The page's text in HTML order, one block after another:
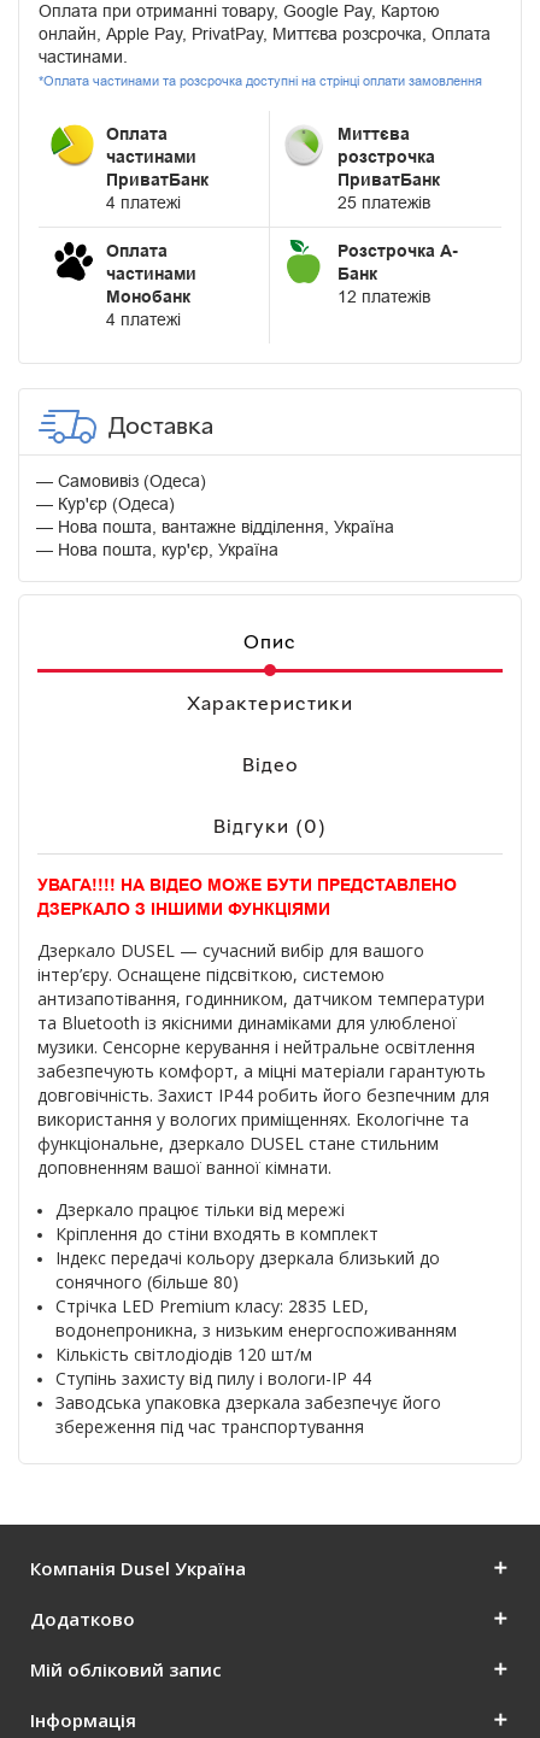
Оплата при отриманні товару, Google Pay, Картою
онлайн, Apple Pay, PrivatPay, Миттєва розсрочка, Оплата
частинами.
*Оплата частинами та розсрочка доступні на стрінці оплати замовлення
Оплата
частинами
ПриватБанк
4 платежі
Миттєва
розстрочка
ПриватБанк
25 платежів
Оплата
частинами
Монобанк
4 платежі
Розстрочка А-
Банк
12 платежів
Доставка
Самовивіз (Одеса)
Кур'єр (Одеса)
Нова пошта, вантажне відділення, Україна
Нова пошта, кур'єр, Україна
Опис
Характеристики
Відео
Відгуки (0)
УВАГА!!!! НА ВІДЕО МОЖЕ БУТИ ПРЕДСТАВЛЕНО
ДЗЕРКАЛО З ІНШИМИ ФУНКЦІЯМИ
Дзеркало DUSEL — сучасний вибір для вашого
інтер’єру. Оснащене підсвіткою, системою
антизапотівання, годинником, датчиком температури
та Bluetooth із якісними динаміками для улюбленої
музики. Сенсорне керування і нейтральне освітлення
забезпечують комфорт, а міцні матеріали гарантують
довговічність. Захист IP44 робить його безпечним для
використання у вологих приміщеннях. Екологічне та
функціональне, дзеркало DUSEL стане стильним
доповненням вашої ванної кімнати.
Дзеркало працює тільки від мережі
Кріплення до стіни входять в комплект
Індекс передачі кольору дзеркала близький до
сонячного (більше 80)
Стрічка LED Premium класу: 2835 LED,
водонепроникна, з низьким енергоспоживанням
Кількість світлодіодів 120 шт/м
Ступінь захисту від пилу і вологи-IP 44
Заводська упаковка дзеркала забезпечує його
збереження під час транспортування
Компанія Dusel Україна
Додатково
Мій обліковий запис
Інформація